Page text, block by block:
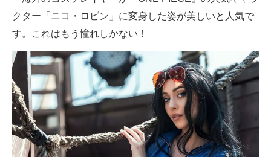
スマホと通信の最新トレンド
進化するPCとデバイスの未来
好きが集まる 比べて選べる
ビジネスと働き方のヒント
AI活用のいまが分かる
クター「ニコ・ロビン」に変身した姿が美しいと人気で
す。これはもう憧れしかない！